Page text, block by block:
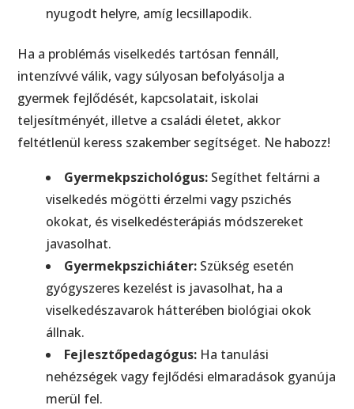
nyugodt helyre, amíg lecsillapodik.
Ha a problémás viselkedés tartósan fennáll,
intenzívvé válik, vagy súlyosan befolyásolja a
gyermek fejlődését, kapcsolatait, iskolai
teljesítményét, illetve a családi életet, akkor
feltétlenül keress szakember segítséget. Ne habozz!
Gyermekpszichológus: Segíthet feltárni a
viselkedés mögötti érzelmi vagy pszichés
okokat, és viselkedésterápiás módszereket
javasolhat.
Gyermekpszichiáter: Szükség esetén
gyógyszeres kezelést is javasolhat, ha a
viselkedészavarok hátterében biológiai okok
állnak.
Fejlesztőpedagógus: Ha tanulási
nehézségek vagy fejlődési elmaradások gyanúja
merül fel.